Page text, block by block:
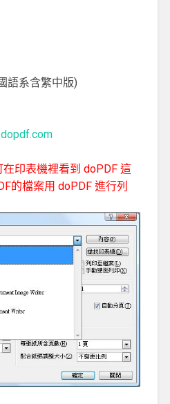
語系含繁中版)
印表機裡看到 doPDF 這
的檔案用 doPDF 進行列